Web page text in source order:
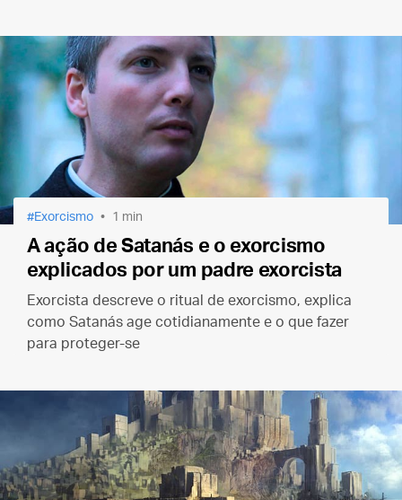
Exorcismo 1 min
A ação de Satanás e o exorcismo
explicados por um padre exorcista
Exorcista descreve o ritual de exorcismo, explica
como Satanás age cotidianamente e o que fazer
para proteger-se